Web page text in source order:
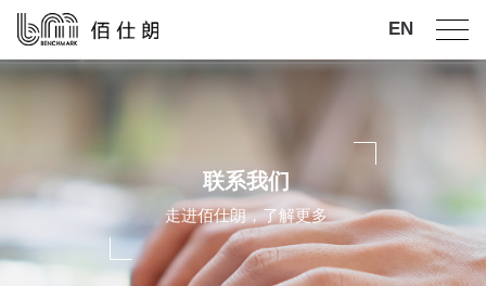
EN
联系我们
走进佰仕朗，了解更多